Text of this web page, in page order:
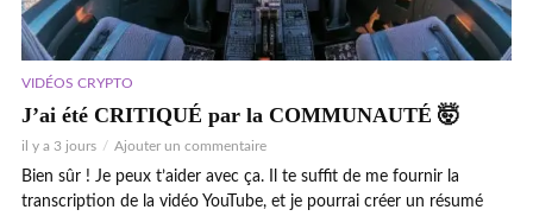
VIDÉOS CRYPTO
J’ai été CRITIQUÉ par la COMMUNAUTÉ 🤯
il y a 3 jours Ajouter un commentaire
Bien sûr ! Je peux t’aider avec ça. Il te suffit de me fournir la
transcription de la vidéo YouTube, et je pourrai créer un résumé